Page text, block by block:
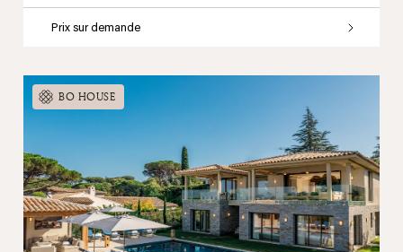
Prix sur demande
BO HOUSE
Previous Next